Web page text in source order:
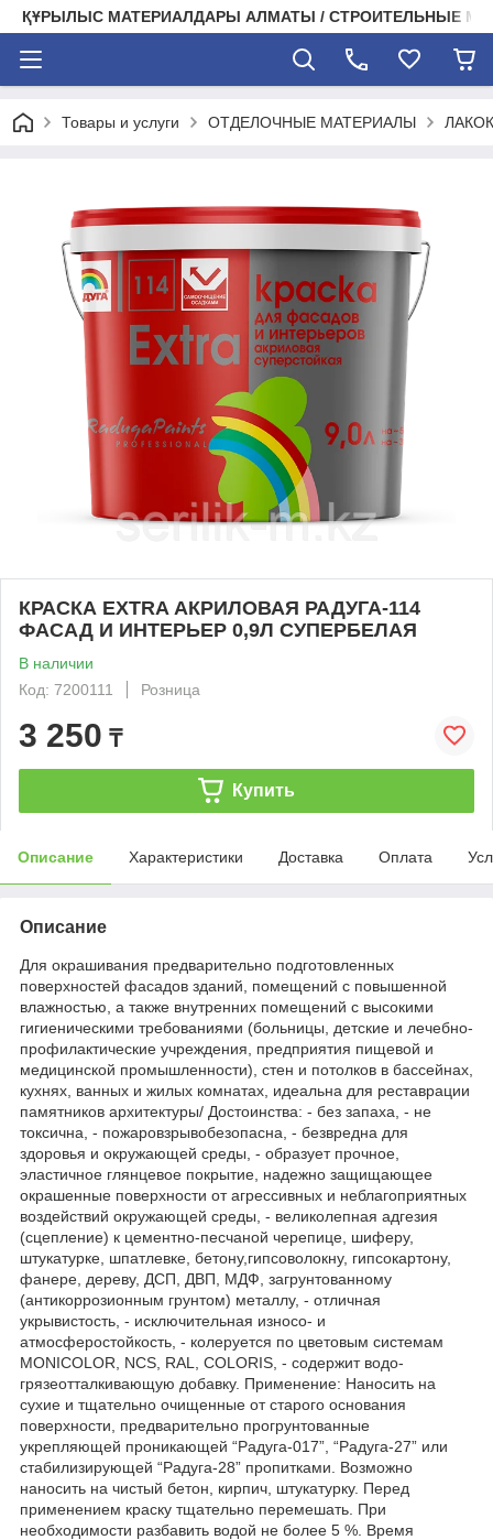
ҚҰРЫЛЫС МАТЕРИАЛДАРЫ АЛМАТЫ / СТРОИТЕЛЬНЫЕ
Товары и услуги ОТДЕЛОЧНЫЕ МАТЕРИАЛЫ
КРАСКА EXTRA АКРИЛОВАЯ РАДУГА-114
ФАСАД И ИНТЕРЬЕР 0,9Л СУПЕРБЕЛАЯ
В наличии
Код: 7200111
Розница
3 250 ₸
Купить
Описание Характеристики Доставка Оплата
Описание
Для окрашивания предварительно подготовленных
поверхностей фасадов зданий, помещений с повышенной
влажностью, а также внутренних помещений с высокими
гигиеническими требованиями (больницы, детские и лечебно-
профилактические учреждения, предприятия пищевой и
медицинской промышленности), стен и потолков в бассейнах,
кухнях, ванных и жилых комнатах, идеальна для реставрации
памятников архитектуры/ Достоинства: - без запаха, - не
токсична, - пожаровзрывобезопасна, - безвредна для
здоровья и окружающей среды, - образует прочное,
эластичное глянцевое покрытие, надежно защищающее
окрашенные поверхности от агрессивных и неблагоприятных
воздействий окружающей среды, - великолепная адгезия
(сцепление) к цементно-песчаной черепице, шиферу,
штукатурке, шпатлевке, бетону,гипсоволокну, гипсокартону,
фанере, дереву, ДСП, ДВП, МДФ, загрунтованному
(антикоррозионным грунтом) металлу, - отличная
укрывистость, - исключительная износо- и
атмосферостойкость, - колеруется по цветовым системам
MONICOLOR, NCS, RAL, COLORIS, - содержит водо-
грязеотталкивающую добавку. Применение: Наносить на
сухие и тщательно очищенные от старого основания
поверхности, предварительно прогрунтованные
укрепляющей проникающей “Радуга-017”, “Радуга-27” или
стабилизирующей “Радуга-28” пропитками. Возможно
наносить на чистый бетон, кирпич, штукатурку. Перед
применением краску тщательно перемешать. При
необходимости разбавить водой не более 5 %. Время